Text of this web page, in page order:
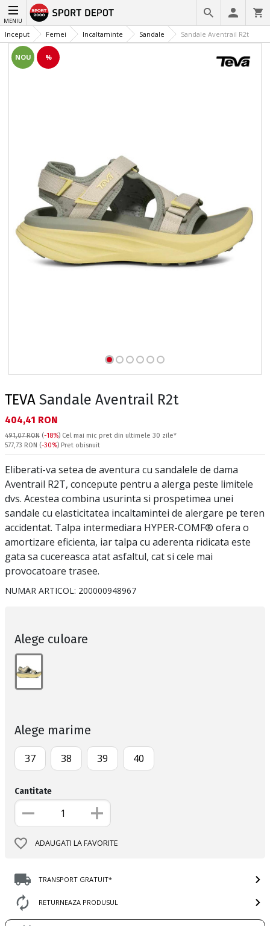
MENIU
Inceput Femei Incaltaminte Sandale Sandale Aventrail R2t
NOU %
TEVA Sandale Aventrail R2t
Текуща цена:
404,41 RON
491,07 RON (-18%) Cel mai mic pret din ultimele 30 zile*
Pret obisnuit:
577,73 RON (-30%) Pret obisnuit
Eliberati-va setea de aventura cu sandalele de dama
Aventrail R2T, concepute pentru a alerga peste limitele
dvs. Acestea combina usurinta si prospetimea unei
sandale cu elasticitatea incaltamintei de alergare pe teren
accidentat. Talpa intermediara HYPER-COMF® ofera o
amortizare eficienta, iar talpa cu aderenta ridicata este
gata sa cucereasca atat asfaltul, cat si cele mai
provocatoare trasee.
NUMAR ARTICOL: 200000948967
Alege culoare
Alege marime
37 38 39 40
Cantitate
ADAUGATI LA FAVORITE
TRANSPORT GRATUIT*
RETURNEAZA PRODUSUL